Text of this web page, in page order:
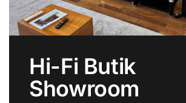
Hi-Fi Butik
Showroom